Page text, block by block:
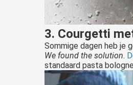
3. Courgetti
Sommige dagen heb je
We found the solution.
standaard pasta